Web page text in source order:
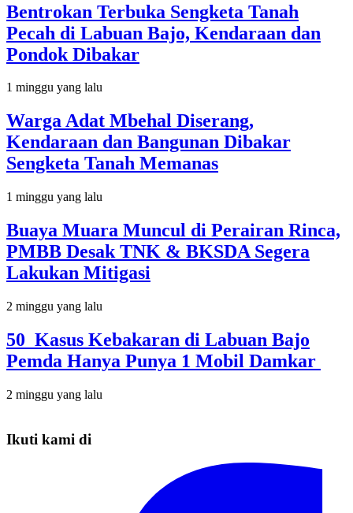
Bentrokan Terbuka Sengketa Tanah
Pecah di Labuan Bajo, Kendaraan dan
Pondok Dibakar
1 minggu yang lalu
Warga Adat Mbehal Diserang,
Kendaraan dan Bangunan Dibakar
Sengketa Tanah Memanas
1 minggu yang lalu
Buaya Muara Muncul di Perairan Rinca,
PMBB Desak TNK & BKSDA Segera
Lakukan Mitigasi
2 minggu yang lalu
50 Kasus Kebakaran di Labuan Bajo
Pemda Hanya Punya 1 Mobil Damkar
2 minggu yang lalu
Ikuti kami di